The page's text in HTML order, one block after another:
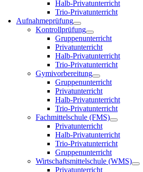
Halb-Privatunterricht
Trio-Privatunterricht
Aufnahmeprüfung
Kontrollprüfung
Gruppenunterricht
Privatunterricht
Halb-Privatunterricht
Trio-Privatunterricht
Gymivorbereitung
Gruppenunterricht
Privatunterricht
Halb-Privatunterricht
Trio-Privatunterricht
Fachmittelschule (FMS)
Privatunterricht
Halb-Privatunterricht
Trio-Privatunterricht
Gruppenunterricht
Wirtschaftsmittelschule (WMS)
Privatunterricht